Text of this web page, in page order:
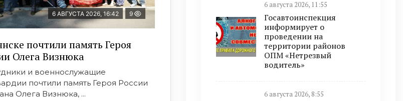
6 АВГУСТА 2026, 16:42 9
почтили память Героя
Олега Визнюка
и военнослужащие
почтили память Героя России
Олега Визнюка, ...
6 августа 2026, 11:55
Госавтоинспекция
информирует о
проведении на
территории районов
ОПМ «Нетрезвый
водитель»
6 августа 2026, 8:55